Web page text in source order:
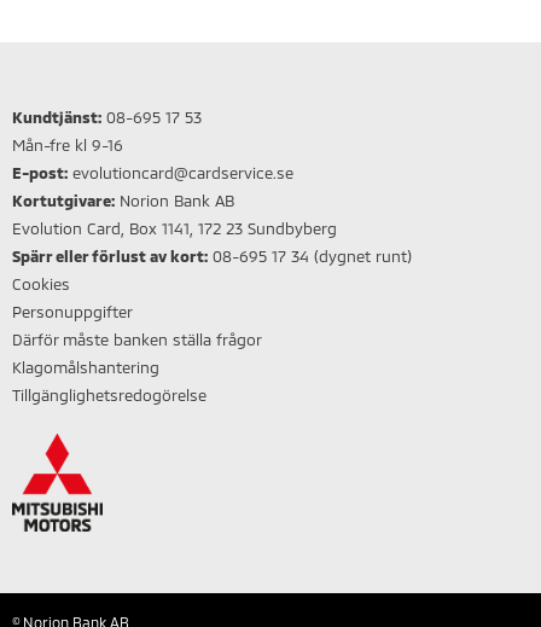
Kundtjänst: 08-695 17 53
Mån-fre kl 9-16
E-post: evolutioncard@cardservice.se
Kortutgivare: Norion Bank AB
Evolution Card, Box 1141, 172 23 Sundbyberg
Spärr eller förlust av kort: 08-695 17 34 (dygnet runt)
Cookies
Personuppgifter
Därför måste banken ställa frågor
Klagomålshantering
Tillgänglighetsredogörelse
© Norion Bank AB